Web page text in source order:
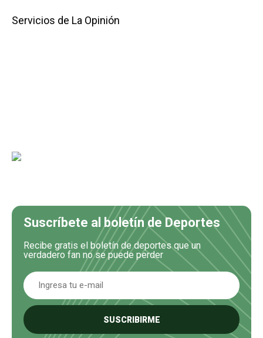
Servicios de La Opinión
Suscríbete al boletín de Deportes
Recibe gratis el boletín de deportes que un
verdadero fan no se puede perder
SUSCRIBIRME